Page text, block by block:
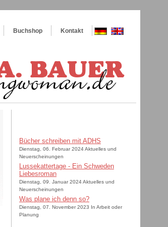
Buchshop Kontakt
Bücher schreiben mit ADHS
Dienstag, 06. Februar 2024 Aktuelles und
Neuerscheinungen
Lussekattertage - Ein Schweden
Liebesroman
Dienstag, 09. Januar 2024 Aktuelles und
Neuerscheinungen
Was plane ich denn so?
Dienstag, 07. November 2023 In Arbeit oder
Planung